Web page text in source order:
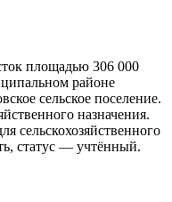
площадью 306 000
районе
сельское поселение.
назначения.
сельскохозяйственного
статус — учтённый.